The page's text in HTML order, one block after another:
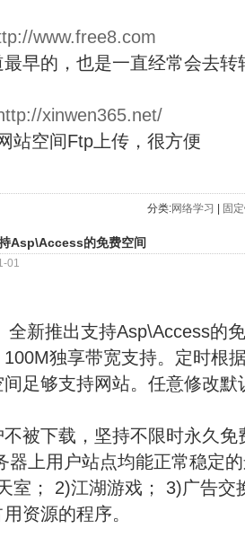
www.free8.com
早的，也是一直经常会去
xinwen365.net/
站空间Ftp上传，很方便
分类:网络学习 固
Asp\Access的免费空间
01
新推出支持Asp\Access的
独享带宽支持。定时根
足够支持网站。任意修改
不被下载，坚持不限时永久
器上用户站点均能正常稳定
室； 2)江湖游戏； 3)广告交
资源的程序。